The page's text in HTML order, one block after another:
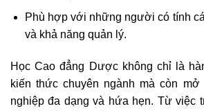
Phù hợp với những người có tính
và khả năng quản lý.
Học Cao đẳng Dược không chỉ là
kiến thức chuyên ngành mà còn
nghiệp đa dạng và hứa hẹn. Từ việc